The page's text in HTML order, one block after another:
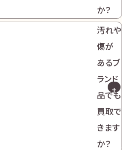
か？
汚れや
傷が
あるブ
ランド
品でも
買取で
きます
か？